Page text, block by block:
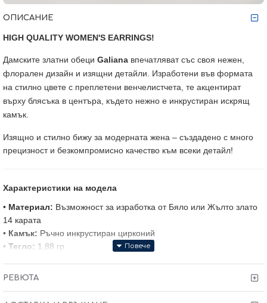
ОПИСАНИЕ
HIGH QUALITY WOMEN'S EARRINGS!
Дамските златни обеци Galiana впечатляват със своя нежен,
флорален дизайн и изящни детайли. Изработени във формата
на стилно цвете с преплетени венчелистчета, те акцентират
върху блясъка в центъра, където нежно е инкрустиран искрящ
камък.
Изящно и стилно бижу за модерната жена – създадено с много
прецизност и безкомпромисно качество към всеки детайл!
Характеристики на модела
• Материал: Възможност за изработка от Бяло или Жълто злато
14 карата
• Камък: Ръчно инкрустиран цирконий
• Тегло: 1,88 гр.
Твоите предимства
РЕВЮТА